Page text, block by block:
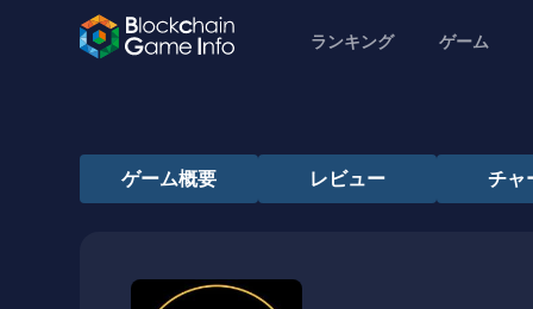
ランキング ゲーム
ゲーム概要 レビュー チャ